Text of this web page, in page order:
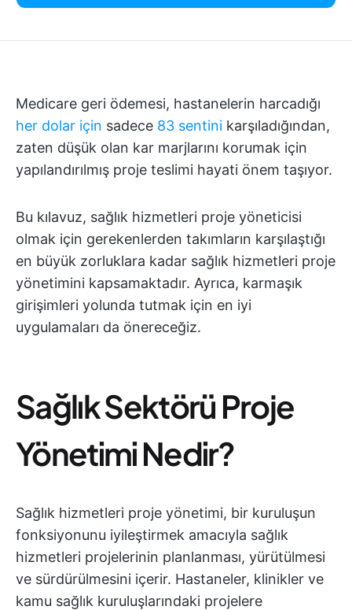
Medicare geri ödemesi, hastanelerin harcadığı
her dolar için sadece 83 sentini karşıladığından,
zaten düşük olan kar marjlarını korumak için
yapılandırılmış proje teslimi hayati önem taşıyor.
Bu kılavuz, sağlık hizmetleri proje yöneticisi
olmak için gerekenlerden takımların karşılaştığı
en büyük zorluklara kadar sağlık hizmetleri proje
yönetimini kapsamaktadır. Ayrıca, karmaşık
girişimleri yolunda tutmak için en iyi
uygulamaları da önereceğiz.
Sağlık Sektörü Proje
Yönetimi Nedir?
Sağlık hizmetleri proje yönetimi, bir kuruluşun
fonksiyonunu iyileştirmek amacıyla sağlık
hizmetleri projelerinin planlanması, yürütülmesi
ve sürdürülmesini içerir. Hastaneler, klinikler ve
kamu sağlık kuruluşlarındaki projelere